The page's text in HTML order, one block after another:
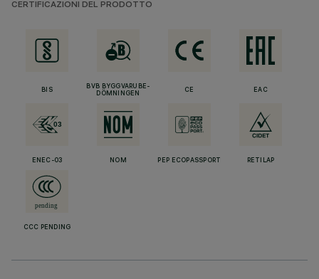
CERTIFICAZIONI DEL PRODOTTO
BIS
BVB BYGGVARUBE-
DÖMNINGEN
CE EAC
ENEC-03 NOM PEP ECOPASSPORT RETILAP
CCC PENDING